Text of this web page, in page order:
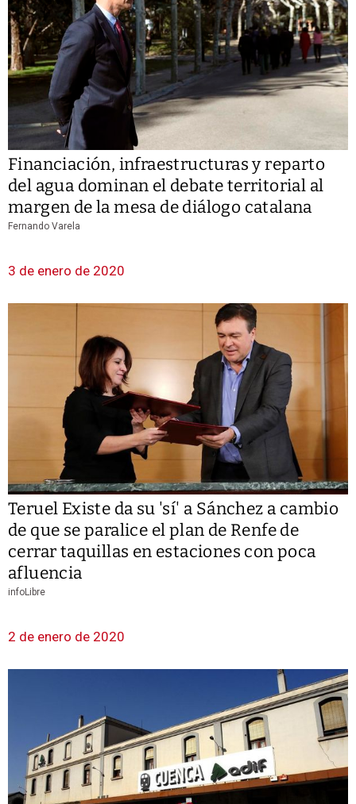
Financiación, infraestructuras y reparto
del agua dominan el debate territorial al
margen de la mesa de diálogo catalana
Fernando Varela
3 de enero de 2020
Teruel Existe da su 'sí' a Sánchez a cambio
de que se paralice el plan de Renfe de
cerrar taquillas en estaciones con poca
afluencia
infoLibre
2 de enero de 2020